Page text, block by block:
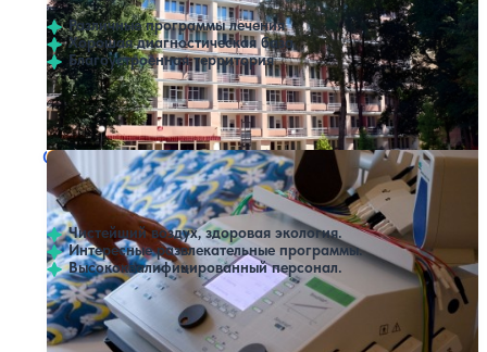
Различные программы лечения
Хорошая диагностическая база
Благоустроенная территория
Профилей лечения:3 Крытый бассейн SPA
Санаторий Звездный
4.319 отзывов
Андреевское
Чистейший воздух, здоровая экология.
Интересные развлекательные программы.
Высококвалифицированный персонал.
Профилей лечения:6 Крытый бассейн
Нет цен или свободных мест на выбранные даты
Выбрать другой вариант